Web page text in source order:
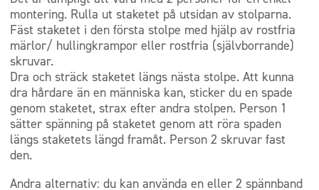
montering. Rulla ut staketet på utsidan av stolparna.
Fäst staketet i den första stolpe med hjälp av rostfria
märlor/ hullingkrampor eller rostfria (självborrande)
skruvar.
Dra och sträck staketet längs nästa stolpe. Att kunna
dra hårdare än en människa kan, sticker du en spade
genom staketet, strax efter andra stolpen. Person 1
sätter spänning på staketet genom att röra spaden
längs staketets längd framåt. Person 2 skruvar fast
den.
Andra alternativ: du kan använda en eller 2 spännband